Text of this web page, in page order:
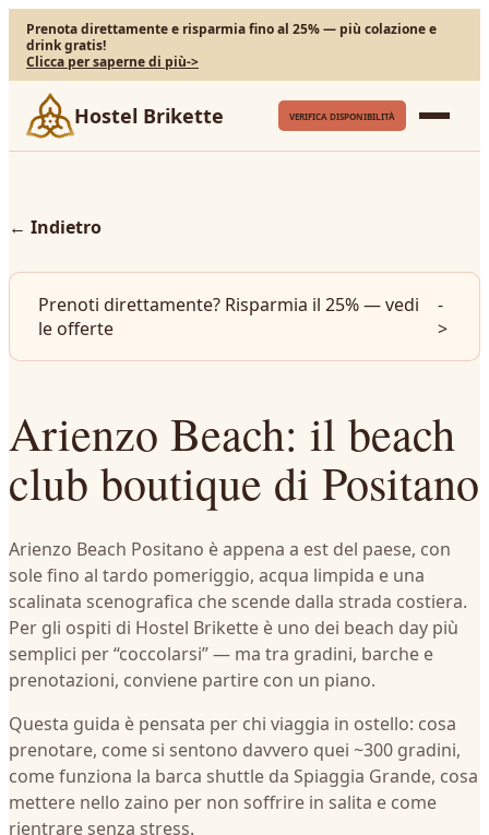
Prenota direttamente e risparmia fino al 25% — più colazione e
drink gratis!
Clicca per saperne di più->
Hostel Brikette VERIFICA DISPONIBILITÀ
← Indietro
Prenoti direttamente? Risparmia il 25% — vedi
le offerte
-
>
Arienzo Beach: il beach
club boutique di Positano
Arienzo Beach Positano è appena a est del paese, con
sole fino al tardo pomeriggio, acqua limpida e una
scalinata scenografica che scende dalla strada costiera.
Per gli ospiti di Hostel Brikette è uno dei beach day più
semplici per “coccolarsi” — ma tra gradini, barche e
prenotazioni, conviene partire con un piano.
Questa guida è pensata per chi viaggia in ostello: cosa
prenotare, come si sentono davvero quei ~300 gradini,
come funziona la barca shuttle da Spiaggia Grande, cosa
mettere nello zaino per non soffrire in salita e come
rientrare senza stress.